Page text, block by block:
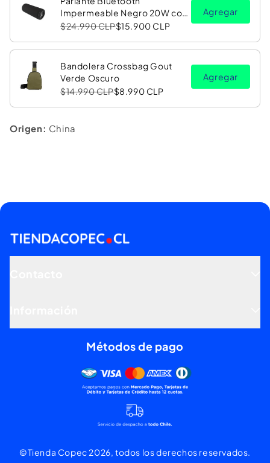
Impermeable Negro 20W con
Luz LED RGB PV26 Copec
$24.990 CLP$15.900 CLP
Agregar
Bandolera Crossbag Gout
Verde Oscuro
$14.990 CLP$8.990 CLP
Agregar
Origen: China
Métodos de pago
©Tienda Copec 2026, todos los derechos reservados.